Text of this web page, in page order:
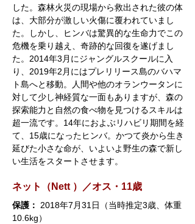
した。森林火災の現場から救出された彼の体
は、大部分が激しい火傷に覆われていまし
た。しかし、ヒンバは驚異的な生命力でこの
危機を乗り越え、奇跡的な回復を遂げまし
た。2014年3月にジャングルスクールに入
り、2019年2月にはプレリリース島のバハマ
ト島へと移動。人間や他のオランウータンに
対して少し神経質な一面もありますが、森の
探索能力と自然の食べ物を見つけるスキルは
超一流です。14年におよぶリハビリ期間を経
て、15歳になったヒンバ。かつて炎から生き
延びた小さな命が、いよいよ野生の森で新し
い生活をスタートさせます。
ネット（Nett ）／オス・11歳
保護：
2018年7月31日（当時推定3歳、体重
10.6kg）